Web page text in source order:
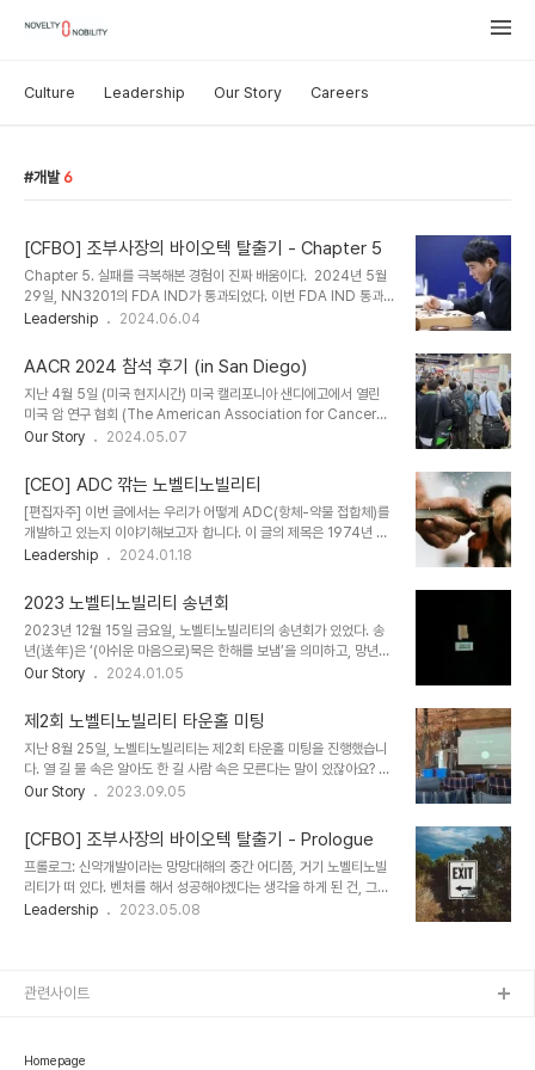
Culture Leadership Our Story Careers
개발 6
[CFBO] 조부사장의 바이오텍 탈출기 - Chapter 5
Chapter 5. 실패를 극복해본 경험이 진짜 배움이다. 2024년 5월
29일, NN3201의 FDA IND가 통과되었다. 이번 FDA IND 통과
는 노벨티노빌리티에게는 두 번째인데, 지난 첫 IND(Chapter 2. 기
했다는 것이다. NN3201은 항체약물접합체(antibody-drug
conjugate, ADC)이다. 최근 글로벌 항암제 시장의 가장 큰 화두인
ADC는 그 이름에서도 알 수 있듯이 항체에 약물을 접합한 물질이다.
(여기서 약물은 일반적으로 저분자화합물을 가리키는데, 꼭 저분자화
합물이어야만 하는 것은 아니며 필요에 따라서는 펩타이드나
Leadership 2024.06.04
AACR 2024 참석 후기 (in San Diego)
지난 4월 5일 (미국 현지시간) 미국 캘리포니아 샌디에고에서 열린
미국 암 연구 협회 (The American Association for Cancer
Research, AACR)에 다녀왔다. 1907년에 설립된 AACR은 과학
최대규모의 암 학회 연례학술대회로, 미국 임상종양학회 (American
Society for Clinical Oncology, ASCO, 6월), 유럽종양학회
(European Society for Medical oncology, ESMO, 9월)와
함께 세계 3대 암 학회 중 하나이다. 매년 전 세계 120여개국, 2만여
명의 제약 바이오 기업 및 대학의 연구자가 참가하고 5,000편 이상
Our Story 2024.05.07
[CEO] ADC 깎는 노벨티노빌리티
[편집자주] 이번 글에서는 우리가 어떻게 ADC(항체-약물 접합체)를
개발하고 있는지 이야기해보고자 합니다. 이 글의 제목은 1974년 발
표된 윤오영의 수필 ‘방망이 깎던 노인’에서 착안했습니다. 아름다운
깎던 노인의 모습에서 우리의 정신을 엿볼 수 있다고 생각했습니다.
2022년 엔허투의 충격적인 임상 결과를 바탕으로 2023년은 ADC
의 해라고 할 만큼 거대한 딜이 이루어진 시기이다. 국내에서도 소수의
회사들이 ADC 연구개발을 진행하고 있었지만 큰 관심을 받지 못하다
가, 연말에 이르러 굵직한 글로벌 빅딜이 성사되며 다시 이목이 집중되
를 개발하는 항체 전문 바이오텍이다. ..
Leadership 2024.01.18
2023 노벨티노빌리티 송년회
2023년 12월 15일 금요일, 노벨티노빌리티의 송년회가 있었다. 송
년(送年)은 ‘(아쉬운 마음으로)묵은 한해를 보냄’을 의미하고, 망년
(忘年)는 ‘그해의 온갖 괴로움을 잊음’을 의미한다고 한다. 잊고 싶은
떤 목표를 갖고 갈 지 공유하는 우리에게는 송년이 더 잘 어울리는 듯
하다. 노벨티노빌리티의 대표 MC와 함께하는 게임으로 송년회를 시
작했다. 역시 경품이 나가야 분위기가 달아오르는 법. 평소 일할 때 볼
수 없었던 모습들이 보이는 재밌는 시간이었다. 잘 준비해주시고 수고
해주신 덕분에 훈훈한 분위기를 이어갔다. 대표님께서 2023년 수고
2024년 전사사업목표 발표를 해주..
Our Story 2024.01.05
제2회 노벨티노빌리티 타운홀 미팅
지난 8월 25일, 노벨티노빌리티는 제2회 타운홀 미팅을 진행했습니
다. 열 길 물 속은 알아도 한 길 사람 속은 모른다는 말이 있잖아요? 회
사 생활을 하며 생긴 궁금증, 바라는 점이나 회사의 방향성에 대해 소
소통의 자리를 마련해 이러한 문제들을 해소하고자 합니다. 제2회 타
운홀 미팅에선 인사평가제도 개편안과 구성원들이 회사에 궁금했던
것, 바라는 것에 대해 경영진의 답변을 들을 수 있었습니다. 맥주와 음
료를 마시며 편안한 분위기 속에서 타운홀 미팅이 시작되었습니다. 첫
번째 시간엔 인사평가제도 개편안 발표가 있었습니다. 회사원이 연봉
Our Story 2023.09.05
[CFBO] 조부사장의 바이오텍 탈출기 - Prologue
프롤로그: 신약개발이라는 망망대해의 중간 어디쯤, 거기 노벨티노빌
리티가 떠 있다. 벤처를 해서 성공해야겠다는 생각을 하게 된 건, 그러
니까 대략 15년 전 즈음이다. 28세가 되던 해 여름 난 세 번째 아들을
길은 벤처를 차려서 크게 키운 뒤 매우 합법적이고 정상적인 방법으로
Leadership 2023.05.08
Homepage
관련사이트